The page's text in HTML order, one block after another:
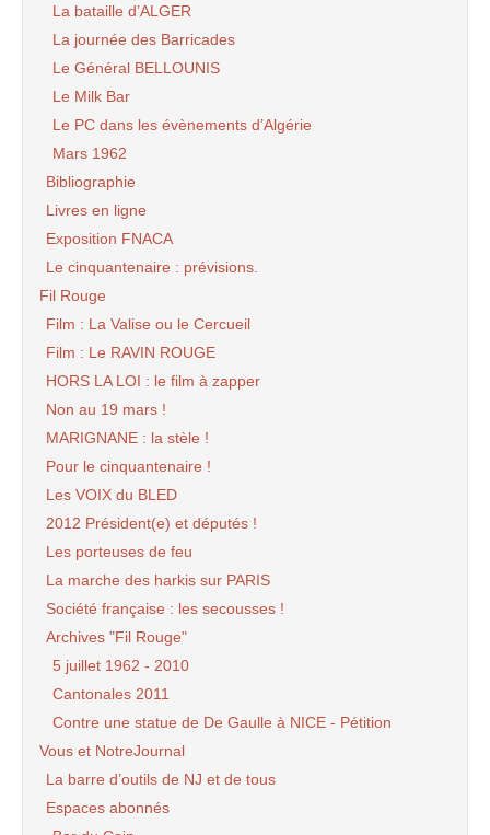
La bataille d’ALGER
La journée des Barricades
Le Général BELLOUNIS
Le Milk Bar
Le PC dans les évènements d’Algérie
Mars 1962
Bibliographie
Livres en ligne
Exposition FNACA
Le cinquantenaire : prévisions.
Fil Rouge
Film : La Valise ou le Cercueil
Film : Le RAVIN ROUGE
HORS LA LOI : le film à zapper
Non au 19 mars !
MARIGNANE : la stèle !
Pour le cinquantenaire !
Les VOIX du BLED
2012 Président(e) et députés !
Les porteuses de feu
La marche des harkis sur PARIS
Société française : les secousses !
Archives "Fil Rouge"
5 juillet 1962 - 2010
Cantonales 2011
Contre une statue de De Gaulle à NICE - Pétition
Vous et NotreJournal
La barre d’outils de NJ et de tous
Espaces abonnés